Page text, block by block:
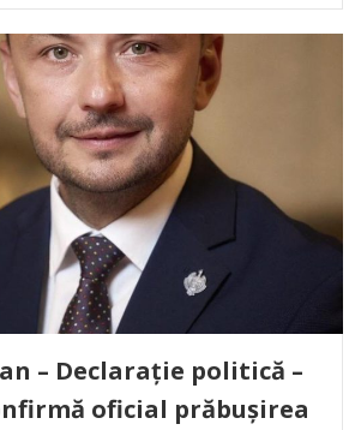
– Declarație politică –
oficial prăbușirea